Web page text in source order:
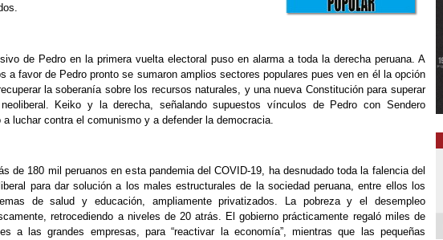
de Pedro en la primera vuelta electoral puso en alarma a toda la derecha peruana. A
a favor de Pedro pronto se sumaron amplios sectores populares pues ven en él la opción
la soberanía sobre los recursos naturales, y una nueva Constitución para superar
Keiko y la derecha, señalando supuestos vínculos de Pedro con Sendero
a luchar contra el comunismo y a defender la democracia.
de 180 mil peruanos en esta pandemia del COVID-19, ha desnudado toda la falencia del
para dar solución a los males estructurales de la sociedad peruana, entre ellos los
de salud y educación, ampliamente privatizados. La pobreza y el desempleo
retrocediendo a niveles de 20 atrás. El gobierno prácticamente regaló miles de
a las grandes empresas, para “reactivar la economía”, mientras que las pequeñas